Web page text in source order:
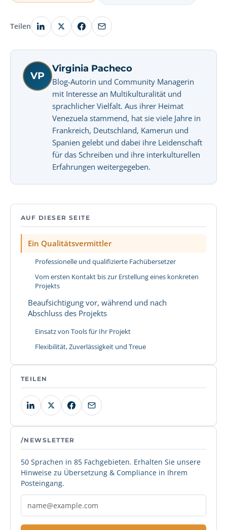
Teilen
VP
Virginia Pacheco
Blog-Autorin und Community Managerin
mit Interesse an Multikulturalität und
sprachlicher Vielfalt. Aus ihrer Heimat
Venezuela stammend, hat sie viele Jahre in
Frankreich, Deutschland, Kamerun und
Spanien gelebt und dabei ihre Leidenschaft
für das Schreiben und ihre interkulturellen
Erfahrungen weitergegeben.
AUF DIESER SEITE
Ein Qualitätsvermittler
Professionelle und qualifizierte Fachübersetzer
Vom ersten Kontakt bis zur Erstellung eines konkreten
Projekts
Beaufsichtigung vor, während und nach
Abschluss des Projekts
Einsatz von Tools für Ihr Projekt
Flexibilität, Zuverlässigkeit und Treue
TEILEN
/NEWSLETTER
50 Sprachen in 85 Fachgebieten. Erhalten Sie unsere
Hinweise zu Übersetzung & Compliance in Ihrem
Posteingang.